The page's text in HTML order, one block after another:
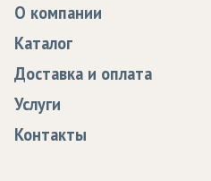
О компании
Статьи
Программа лояльности
Сертификаты качества
Каталог
Доставка и оплата
Доставка
Оплата
Услуги
Образцы
Контакты